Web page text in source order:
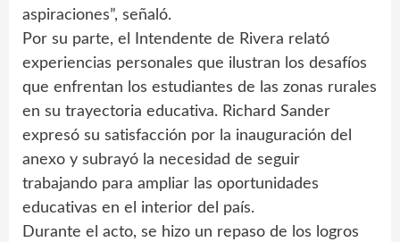
aspiraciones”, señaló.
Por su parte, el Intendente de Rivera relató
experiencias personales que ilustran los desafíos
que enfrentan los estudiantes de las zonas rurales
en su trayectoria educativa. Richard Sander
expresó su satisfacción por la inauguración del
anexo y subrayó la necesidad de seguir
trabajando para ampliar las oportunidades
educativas en el interior del país.
Durante el acto, se hizo un repaso de los logros